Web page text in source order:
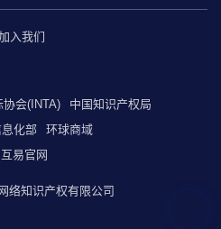
入我们
协会(INTA)
中国知识产权局
化部
环球商域
互易官网
络知识产权有限公司